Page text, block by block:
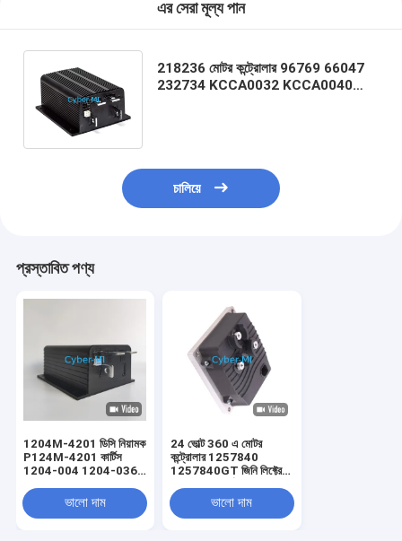
এর সেরা মূল্য পান
218236 মোটর কন্ট্রোলার 96769 66047
232734 KCCA0032 KCCA0040
চালিয়ে
প্রস্তাবিত পণ্য
1204M-4201 ডিসি নিয়ামক
P124M-4201 কার্টিস
1204-004 1204-036
সামঞ্জস্যপূর্ণভালো দাম
24 ভোল্ট 360 এ মোটর
কন্ট্রোলার 1257840
1257840GT জিনি লিফ্টের
GS-1532 GS-1930
GS-1932 GS-2032
ভালো দাম